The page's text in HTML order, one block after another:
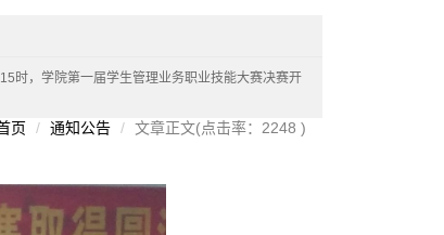
时，学院第一届学生管理业务职业技能大赛决赛开
页 通知公告 文章正文(点击率：2248 )